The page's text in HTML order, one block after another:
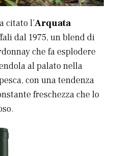
citato l’Arquata
dal 1975, un blend di
che fa esplodere
al palato nella
con una tendenza
freschezza che lo